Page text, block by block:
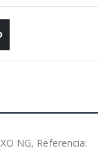
NG, Referencia: